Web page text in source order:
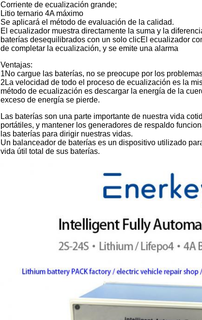
Corriente de ecualización grande;
Litio ternario 4A máximo
Se aplicará el método de evaluación de la calidad.
El ecualizador muestra directamente la suma y la
baterías desequilibrados con un solo clicEl ecualizador
de completar la ecualización, y se emite una alarma
Ventajas:
1No cargue las baterías, no se preocupe por los
2La velocidad de todo el proceso de ecualización es la
método de ecualización es descargar la energía de la
exceso de energía se pierde.
Las baterías son una parte importante de nuestra vida
portátiles, y mantener los generadores de respaldo
las baterías para dirigir nuestras vidas.
Un balanceador de baterías es un dispositivo utilizado
vida útil total de sus baterías.